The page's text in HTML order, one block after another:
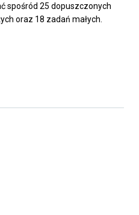
spośród 25 dopuszczonych
oraz 18 zadań małych.